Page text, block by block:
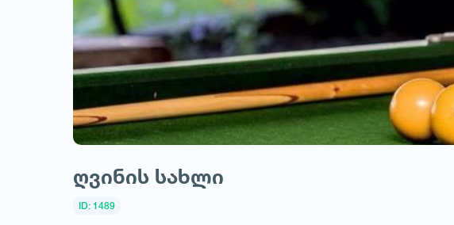
ღვინის სახლი
ID: 1489